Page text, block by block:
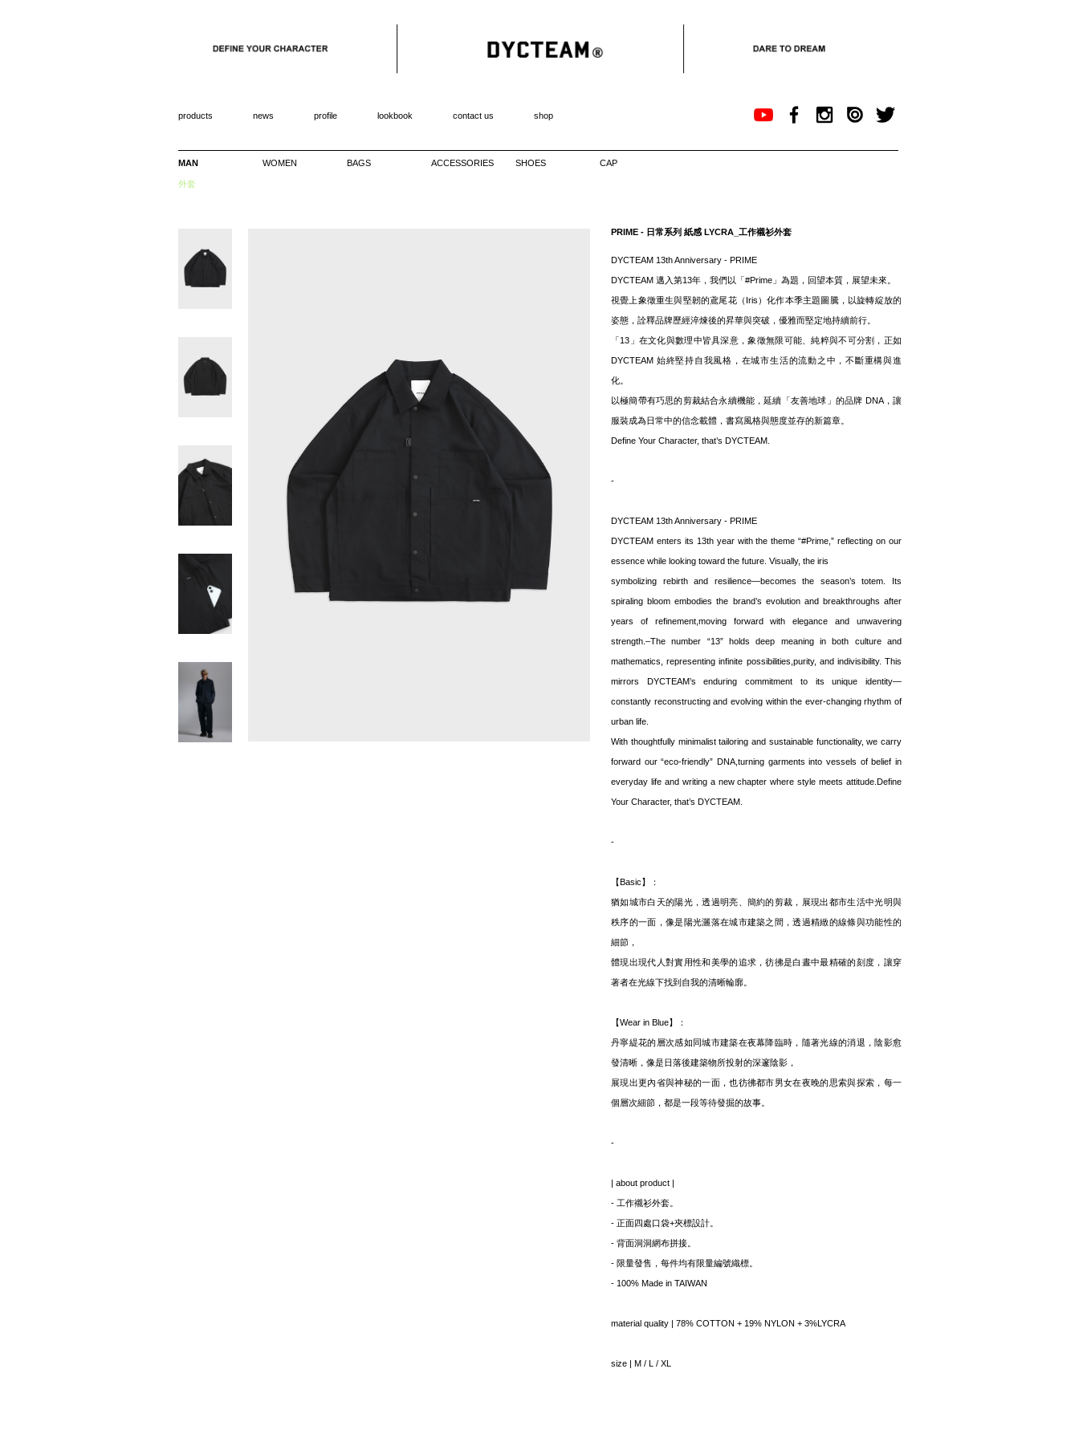
products news profile lookbook contact us shop
MAN WOMEN BAGS ACCESSORIES SHOES CAP
外套
PRIME - 日常系列 紙感 LYCRA_工作襯衫外套
DYCTEAM 13th Anniversary - PRIME
DYCTEAM 邁入第13年，我們以「#Prime」為題，回望本質，展望未來。
視覺上象徵重生與堅韌的鳶尾花（Iris）化作本季主題圖騰，以旋轉綻放的
姿態，詮釋品牌歷經淬煉後的昇華與突破，優雅而堅定地持續前行。
「13」在文化與數理中皆具深意，象徵無限可能、純粹與不可分割，正如
DYCTEAM 始終堅持自我風格，在城市生活的流動之中，不斷重構與進
化。
以極簡帶有巧思的剪裁結合永續機能，延續「友善地球」的品牌 DNA，讓
服裝成為日常中的信念載體，書寫風格與態度並存的新篇章。
Define Your Character, that’s DYCTEAM.
-
DYCTEAM 13th Anniversary - PRIME
DYCTEAM enters its 13th year with the theme “#Prime,” reflecting on our
essence while looking toward the future. Visually, the iris
symbolizing rebirth and resilience—becomes the season’s totem. Its
spiraling bloom embodies the brand’s evolution and breakthroughs after
years of refinement,moving forward with elegance and unwavering
strength.–The number “13” holds deep meaning in both culture and
mathematics, representing infinite possibilities,purity, and indivisibility. This
mirrors DYCTEAM’s enduring commitment to its unique identity—
constantly reconstructing and evolving within the ever-changing rhythm of
urban life.
With thoughtfully minimalist tailoring and sustainable functionality, we carry
forward our “eco-friendly” DNA,turning garments into vessels of belief in
everyday life and writing a new chapter where style meets attitude.Define
Your Character, that’s DYCTEAM.
-
【Basic】：
猶如城市白天的陽光，透過明亮、簡約的剪裁，展現出都市生活中光明與
秩序的一面，像是陽光灑落在城市建築之間，透過精緻的線條與功能性的
細節，
體現出現代人對實用性和美學的追求，彷彿是白晝中最精確的刻度，讓穿
著者在光線下找到自我的清晰輪廓。
【Wear in Blue】：
丹寧緹花的層次感如同城市建築在夜幕降臨時，隨著光線的消退，陰影愈
發清晰，像是日落後建築物所投射的深邃陰影，
展現出更內省與神秘的一面，也彷彿都市男女在夜晚的思索與探索，每一
個層次細節，都是一段等待發掘的故事。
-
| about product |
- 工作襯衫外套。
- 正面四處口袋+夾標設計。
- 背面洞洞網布拼接。
- 限量發售，每件均有限量編號織標。
- 100% Made in TAIWAN
material quality | 78% COTTON + 19% NYLON + 3%LYCRA
size | M / L / XL